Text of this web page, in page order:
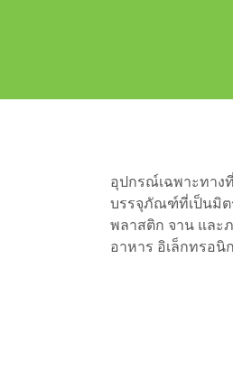
อุปกรณ์เฉพาะทาง
บรรจุภัณฑ์ที่เป็นมิต
พลาสติก จาน และ
อาหาร อิเล็กทรอ